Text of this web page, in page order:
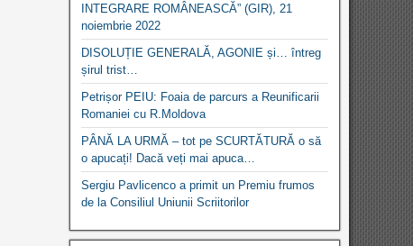
INTEGRARE ROMÂNEASCĂ” (GIR), 21
noiembrie 2022
DISOLUȚIE GENERALĂ, AGONIE și… întreg
șirul trist…
Petrișor PEIU: Foaia de parcurs a Reunificarii
Romaniei cu R.Moldova
PÂNĂ LA URMĂ – tot pe SCURTĂTURĂ o să
o apucați! Dacă veți mai apuca…
Sergiu Pavlicenco a primit un Premiu frumos
de la Consiliul Uniunii Scriitorilor